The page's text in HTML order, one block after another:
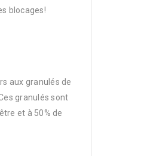
blocages!
aux granulés de
granulés sont
et à 50% de